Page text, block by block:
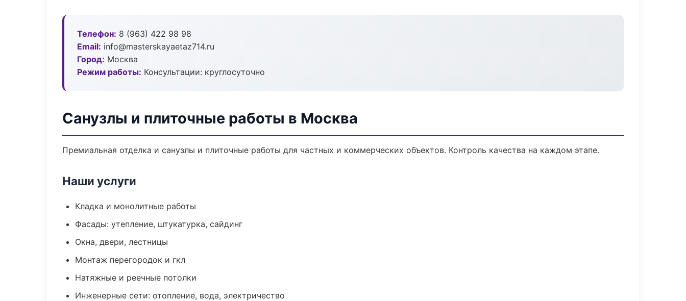
Телефон: 8 (963) 422 98 98
Email: info@masterskayaetaz714.ru
Город: Москва
Режим работы: Консультации: круглосуточно
Санузлы и плиточные работы в Москва
Премиальная отделка и санузлы и плиточные работы для частных и коммерческих объектов. Контроль качества на каждом этапе.
Наши услуги
Кладка и монолитные работы
Фасады: утепление, штукатурка, сайдинг
Окна, двери, лестницы
Монтаж перегородок и гкл
Натяжные и реечные потолки
Инженерные сети: отопление, вода, электричество